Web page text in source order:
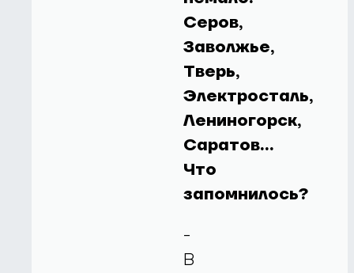
Серов,
Заволжье,
Тверь,
Электросталь,
Лениногорск,
Саратов…
Что
запомнилось?
-
В